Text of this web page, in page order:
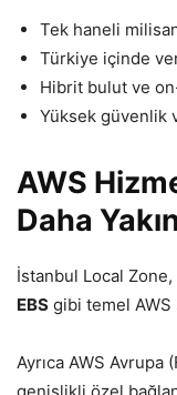
Tek haneli
Türkiye içinde
Hibrit bulut ve
Yüksek güvenlik
AWS
Daha
İstanbul Local Zone,
EBS gibi temel
Ayrıca AWS Avrupa